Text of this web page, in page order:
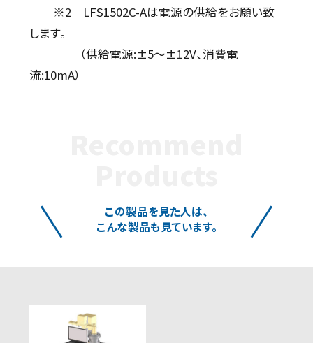
※2 LFS1502C-Aは電源の供給をお願い致
します。
（供給電源:±5～±12V、消費電
流:10mA）
この製品を見た人は、
こんな製品も見ています。